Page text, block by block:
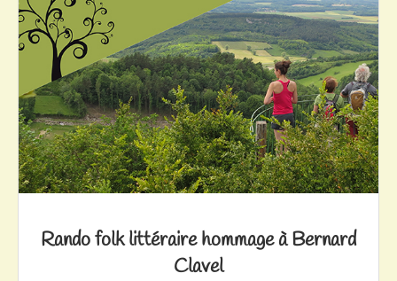
Rando folk littéraire hommage à Bernard
Clavel